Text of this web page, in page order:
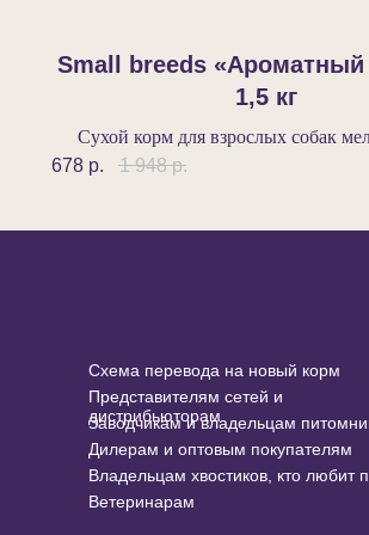
Small breeds «Ароматный
1,5 кг
Сухой корм для взрослых собак
678 р. 1 948 р.
Представителям сетей и
дистрибьюторам
Заводчикам и владельцам
Дилерам и оптовым покупателям
Схема перевода на новый корм
Владельцам хвостиков, кто любит
Ветеринарам